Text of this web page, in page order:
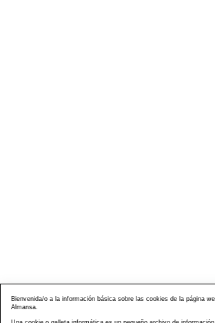
Bienvenida/o a la información básica sobre las cookies de la página
Almansa.